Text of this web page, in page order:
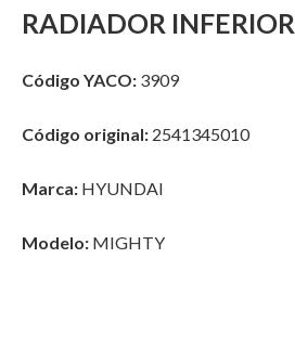
RADIADOR INFERIOR
Código YACO: 3909
Código original: 2541345010
Marca: HYUNDAI
Modelo: MIGHTY